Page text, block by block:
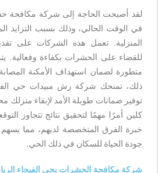
لقد أصبحت الحاجة إلى شركة مكافحة
في الوقت الحالي، وذلك بسبب التزايد
المنزلية. تعمل هذه الشركات على
للقضاء على الحشرات بكفاءة وفعالية.
متطورة لضمان استهداف الأمكنة
ذلك، تمنحك شركة رش مبيدات حي
توفير ضمانات طويلة الأمد لإبقاء منزلك
كلين أمرًا مهمًا لتحقيق نتائج تتجاوز
خبرة الفرق المتخصصة لديهم، مما
جودة الحياة للسكان في ذلك الحي.
شركة مكافحة الحشرات بحي الفيحاء